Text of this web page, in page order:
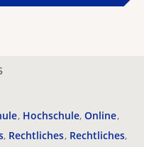
Hochschule Online
Rechtliches Rechtliches